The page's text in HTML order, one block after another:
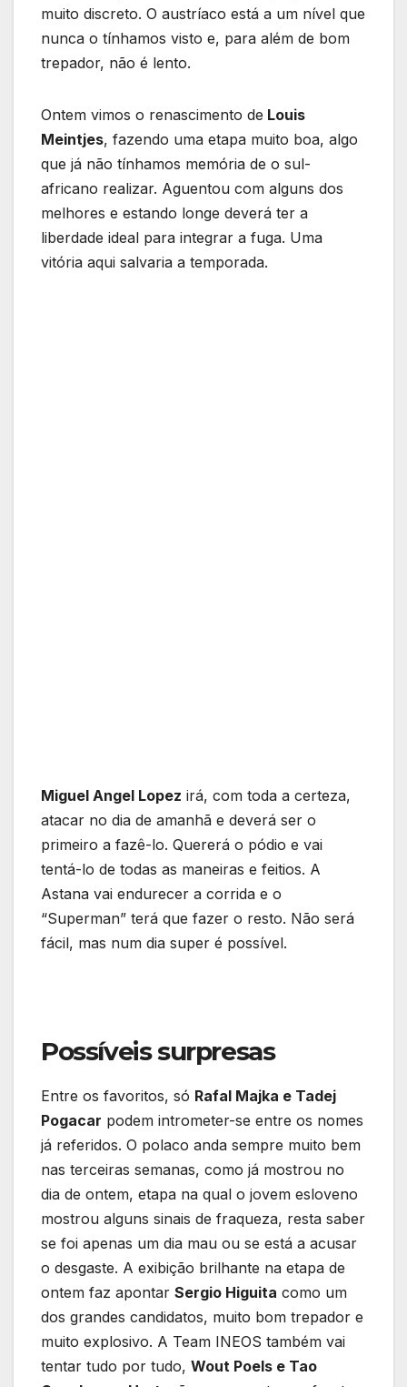
muito discreto. O austríaco está a um nível que
nunca o tínhamos visto e, para além de bom
trepador, não é lento.
Ontem vimos o renascimento de Louis
Meintjes, fazendo uma etapa muito boa, algo
que já não tínhamos memória de o sul-
africano realizar. Aguentou com alguns dos
melhores e estando longe deverá ter a
liberdade ideal para integrar a fuga. Uma
vitória aqui salvaria a temporada.
Miguel Angel Lopez irá, com toda a certeza,
atacar no dia de amanhã e deverá ser o
primeiro a fazê-lo. Quererá o pódio e vai
tentá-lo de todas as maneiras e feitios. A
Astana vai endurecer a corrida e o
“Superman” terá que fazer o resto. Não será
fácil, mas num dia super é possível.
Possíveis surpresas
Entre os favoritos, só Rafal Majka e Tadej
Pogacar podem intrometer-se entre os nomes
já referidos. O polaco anda sempre muito bem
nas terceiras semanas, como já mostrou no
dia de ontem, etapa na qual o jovem esloveno
mostrou alguns sinais de fraqueza, resta saber
se foi apenas um dia mau ou se está a acusar
o desgaste. A exibição brilhante na etapa de
ontem faz apontar Sergio Higuita como um
dos grandes candidatos, muito bom trepador e
muito explosivo. A Team INEOS também vai
tentar tudo por tudo, Wout Poels e Tao